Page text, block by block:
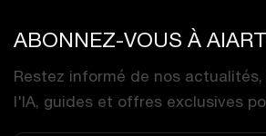
ABONNEZ-VOUS À
Restez informé de nos
l'IA, guides et offres exclusives